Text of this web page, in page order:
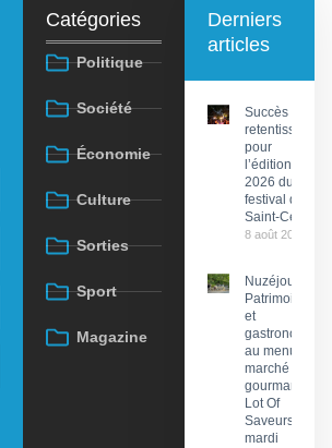
Catégories
Politique
Société
Économie
Culture
Sorties
Sport
Magazine
Derniers
articles
Succès
retentissant
pour
l’édition
2026 du
festival de
Saint-Céré
8 août 2026
Nuzéjouls :
Patrimoine
et
gastronomie
au menu du
marché
gourmand
Lot Of
Saveurs ce
mardi